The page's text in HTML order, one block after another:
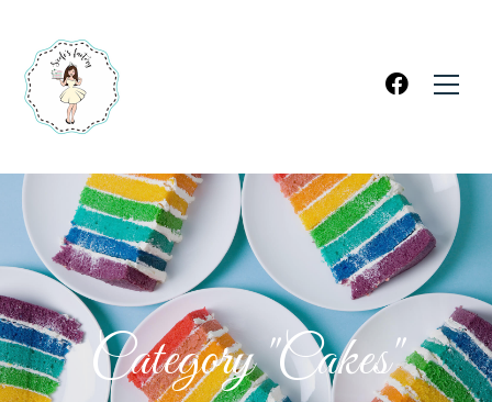
Category "Cakes"